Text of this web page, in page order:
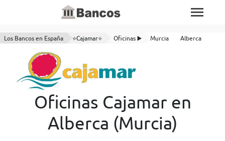
Los Bancos en España ⭐Cajamar⭐ Oficinas ▶️ Murcia Alberca
Oficinas Cajamar en
Alberca (Murcia)